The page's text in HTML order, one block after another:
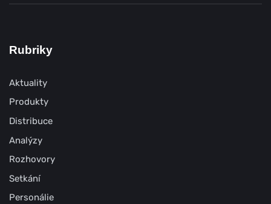
Rubriky
Aktuality
Produkty
Distribuce
Analýzy
Rozhovory
Setkání
Personálie